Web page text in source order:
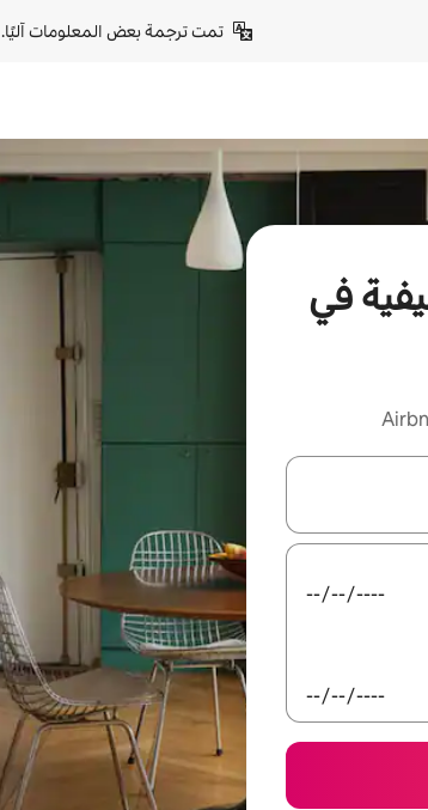
تمت ترجمة بعض المعلومات آليًا.
في
لأعلى ولأسفل أو استكشف عن طريق اللمس أو السحب.